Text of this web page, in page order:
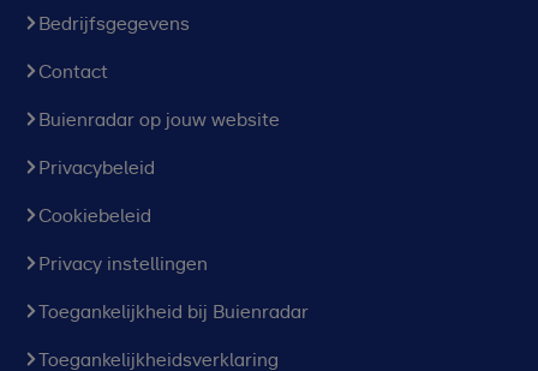
Bedrijfsgegevens
Contact
Buienradar op jouw website
Privacybeleid
Cookiebeleid
Privacy instellingen
Toegankelijkheid bij Buienradar
Toegankelijkheidsverklaring